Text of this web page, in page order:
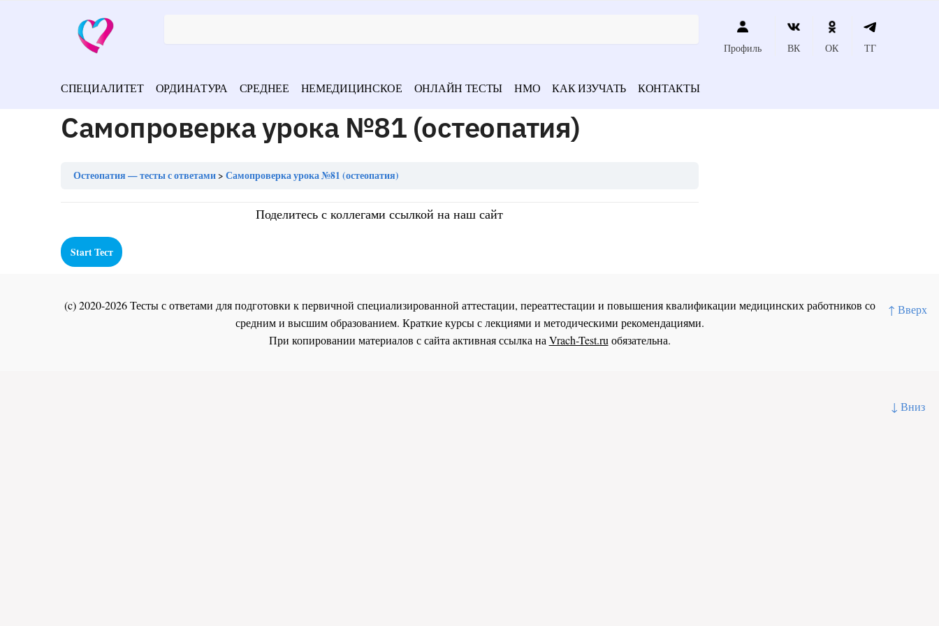
↑ Вверх
↓ Вниз
Профиль ВК ОК ТГ
СПЕЦИАЛИТЕТ ОРДИНАТУРА СРЕДНЕЕ НЕМЕДИЦИНСКОЕ ОНЛАЙН ТЕСТЫ НМО КАК ИЗУЧАТЬ КОНТАКТЫ
Самопроверка урока №81 (остеопатия)
Остеопатия — тесты с ответами Самопроверка урока №81 (остеопатия)
Поделитесь с коллегами ссылкой на наш сайт
(c) 2020-2026 Тесты с ответами для подготовки к первичной специализированной аттестации, переаттестации и повышения квалификации медицинских работников со
средним и высшим образованием. Краткие курсы с лекциями и методическими рекомендациями.
При копировании материалов с сайта активная ссылка на Vrach-Test.ru обязательна.